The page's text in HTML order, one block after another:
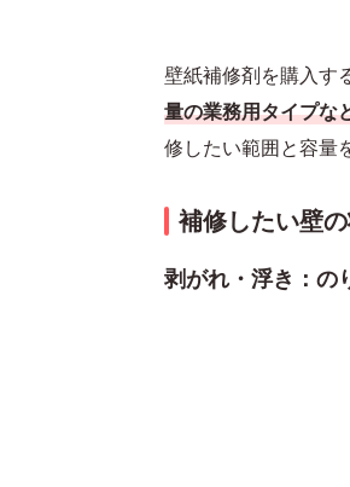
壁紙補修剤を購入す
量の業務用タイプな
修したい範囲と容量
補修したい壁
剥がれ・浮き：の